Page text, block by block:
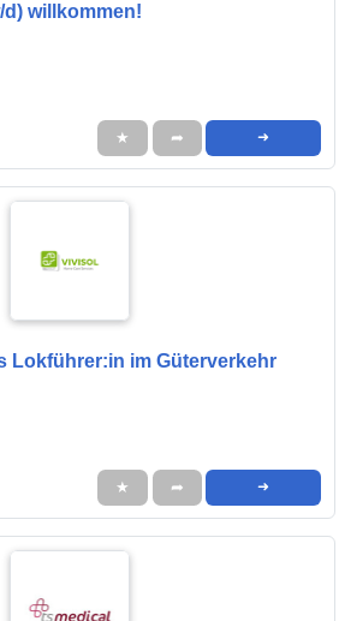
willkommen!
★ ➦ ➜
Lokführer:in im Güterverkehr
★ ➦ ➜